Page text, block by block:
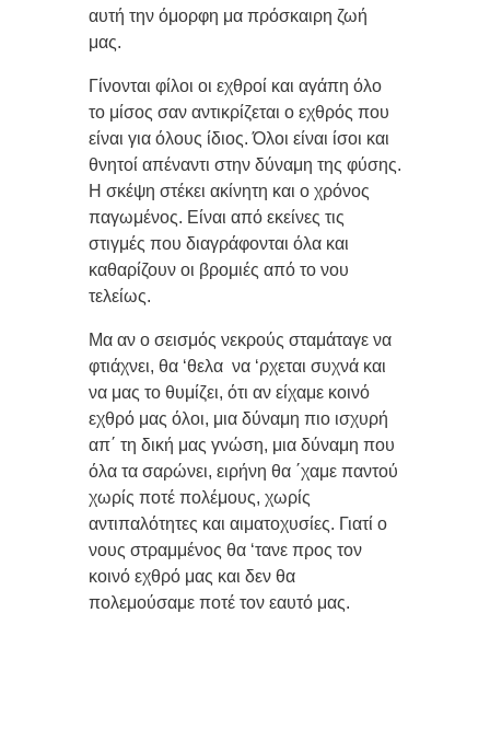
αυτή την όμορφη μα πρόσκαιρη ζωή
μας.
Γίνονται φίλοι οι εχθροί και αγάπη όλο
το μίσος σαν αντικρίζεται ο εχθρός που
είναι για όλους ίδιος. Όλοι είναι ίσοι και
θνητοί απέναντι στην δύναμη της φύσης.
Η σκέψη στέκει ακίνητη και ο χρόνος
παγωμένος. Είναι από εκείνες τις
στιγμές που διαγράφονται όλα και
καθαρίζουν οι βρομιές από το νου
τελείως.
Μα αν ο σεισμός νεκρούς σταμάταγε να
φτιάχνει, θα ‘θελα να ‘ρχεται συχνά και
να μας το θυμίζει, ότι αν είχαμε κοινό
εχθρό μας όλοι, μια δύναμη πιο ισχυρή
απ΄ τη δική μας γνώση, μια δύναμη που
όλα τα σαρώνει, ειρήνη θα ΄χαμε παντού
χωρίς ποτέ πολέμους, χωρίς
αντιπαλότητες και αιματοχυσίες. Γιατί ο
νους στραμμένος θα ‘τανε προς τον
κοινό εχθρό μας και δεν θα
πολεμούσαμε ποτέ τον εαυτό μας.